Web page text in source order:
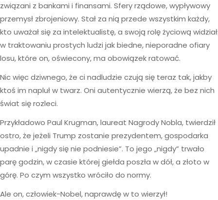
związani z bankami i finansami. Sfery rządowe, wypływowy
przemysł zbrojeniowy. Stał za nią przede wszystkim każdy,
kto uważał się za intelektualistę, a swoją rolę życiową widział
w traktowaniu prostych ludzi jak biedne, nieporadne ofiary
losu, które on, oświecony, ma obowiązek ratować.
Nic więc dziwnego, że ci nadludzie czują się teraz tak, jakby
ktoś im napluł w twarz. Oni autentycznie wierzą, że bez nich
świat się rozleci.
Przykładowo Paul Krugman, laureat Nagrody Nobla, twierdził
ostro, że jeżeli Trump zostanie prezydentem, gospodarka
upadnie i „nigdy się nie podniesie”. To jego „nigdy” trwało
parę godzin, w czasie której giełda poszła w dół, a złoto w
górę. Po czym wszystko wróciło do normy.
Ale on, człowiek-Nobel, naprawdę w to wierzył!